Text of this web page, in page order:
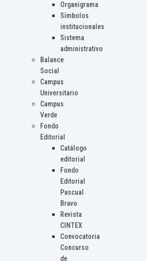
Organigrama
Símbolos
institucionales
Sistema
administrativo
Balance
Social
Campus
Universitario
Campus
Verde
Fondo
Editorial
Catálogo
editorial
Fondo
Editorial
Pascual
Bravo
Revista
CINTEX
Convocatoria
Concurso
de